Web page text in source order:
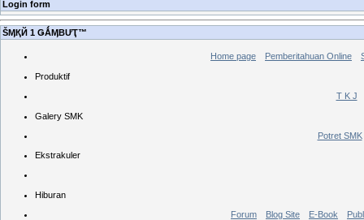
Login form
ŠӍҚЙ 1 ǤǺӍBƯҬ™
Home page Pemberitahuan Online
Produktif
T K J
Galery SMK
Potret SMK
Ekstrakuler
Hiburan
Forum
Blog Site E-Book